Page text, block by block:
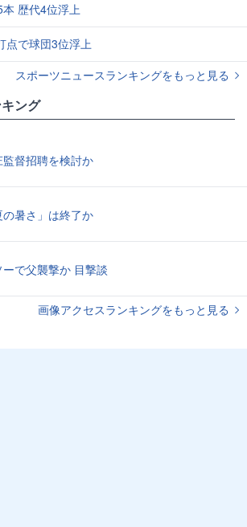
歴代4位浮上
点で球団3位浮上
スポーツニュースランキングをもっと見る
ング
督招聘を検討か
暑さ」は終了か
で父襲撃か 目撃談
画像アクセスランキングをもっと見る